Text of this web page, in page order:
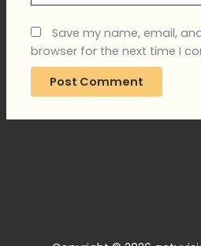
Save my name, email,
browser for the next time I